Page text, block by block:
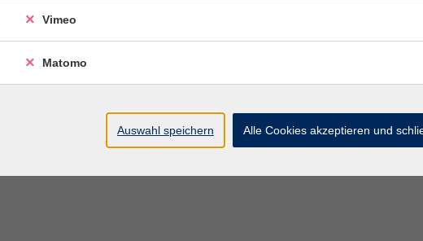
Vimeo
Matomo
Auswahl speichern Alle Cookies akzeptieren und